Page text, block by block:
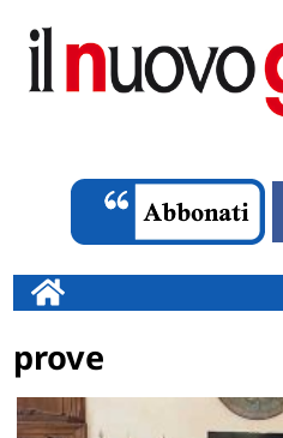
prove